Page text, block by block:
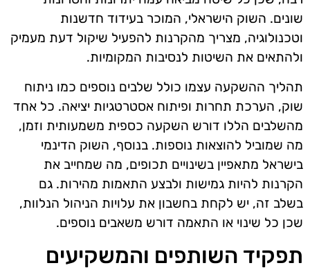
שונים. השוק הישראלי, המוכר בעידוד חדשנות
וטכנולוגיה, מצריך מהקרנות להפעיל שיקול דעת מעמיק
ולהתאים את השיטות לנסיבות המקומיות.
תהליך ההשקעה עצמו כולל שלבים נוספים כמו ניתוח
שוק, הערכת תחרות ופיתוח אסטרטגיות יציאה. כל אחד
מהשלבים הללו דורש השקעה כספית משמעותית וזמן,
מה שמוביל להוצאות נוספות. בנוסף, השוק הדינמי
בישראל מתאפיין בשינויים תכופים, מה שמחייב את
הקרנות להיות גמישות ולבצע התאמות מהירות. גם
בשלב זה, יש לקחת בחשבון את עלויות הניהול הנלוות,
שכן כל שינוי או התאמה דורש משאבים נוספים.
תפקיד השותפים והמשקיעים